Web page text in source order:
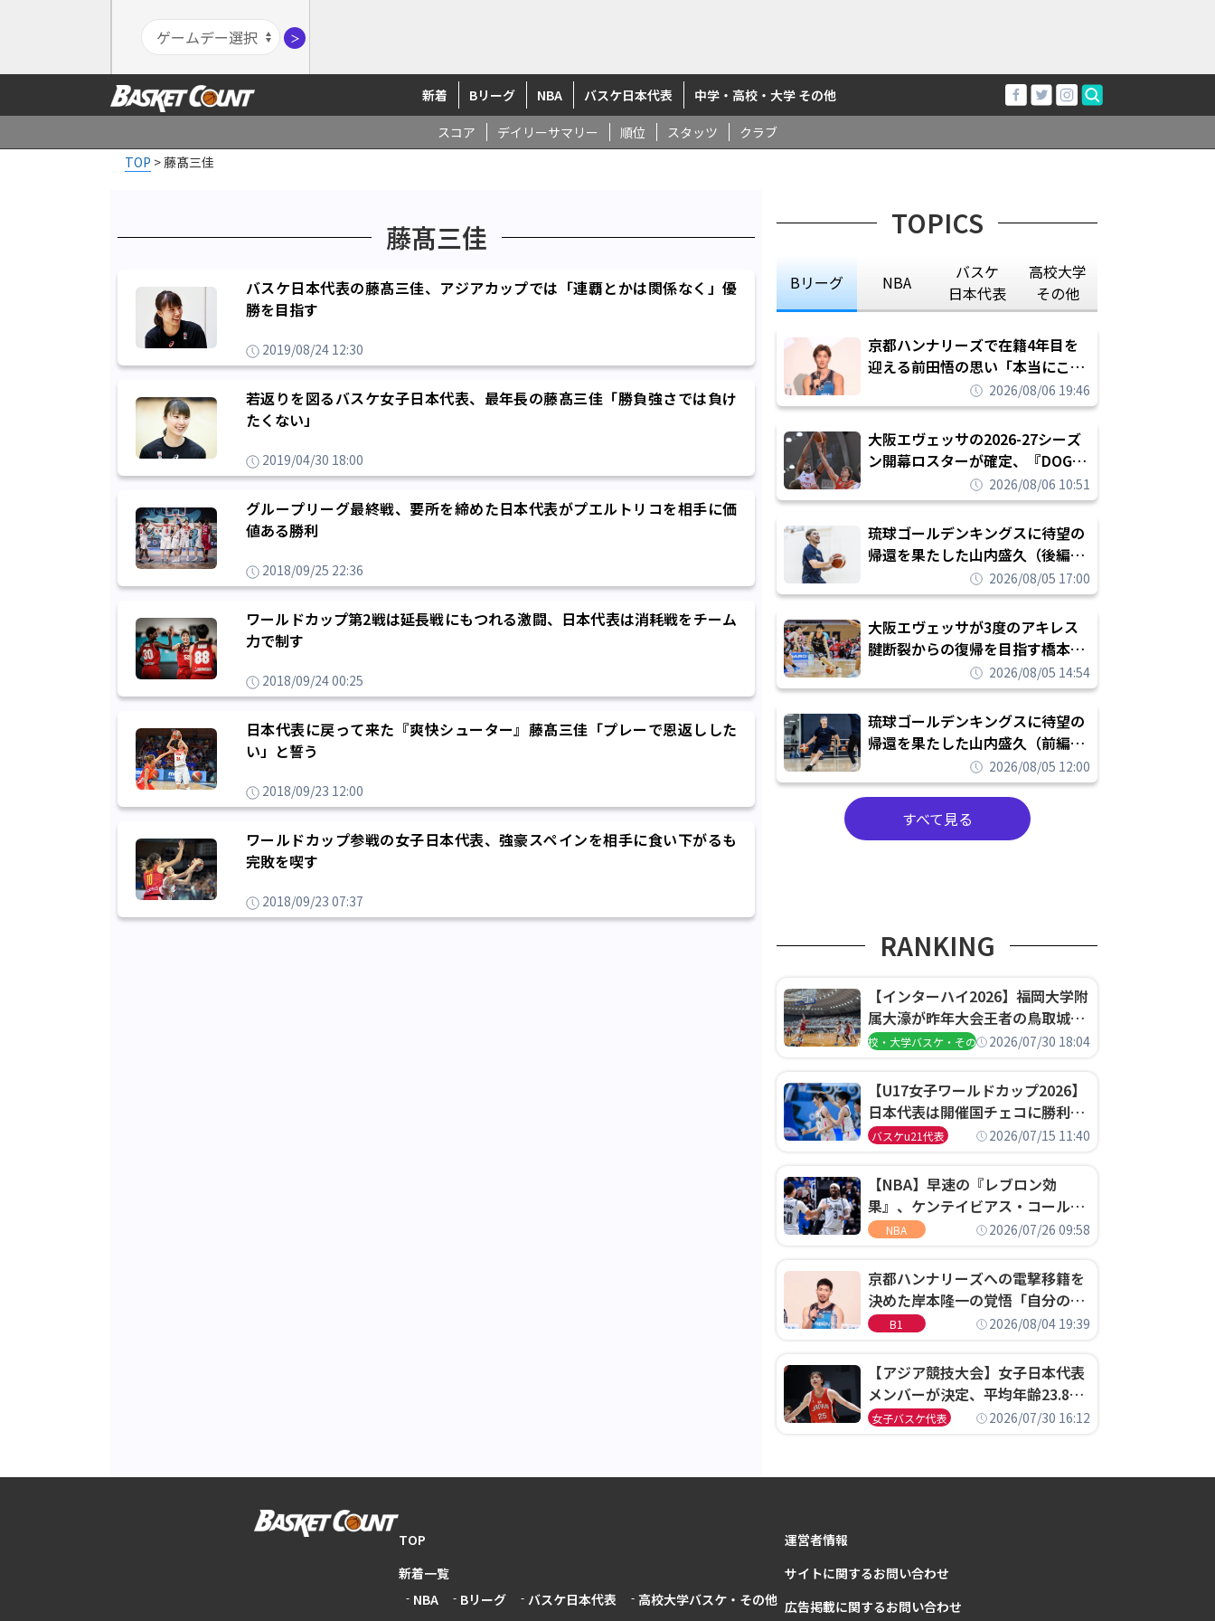
＞
新着 Bリーグ NBA バスケ日本代表 中学・高校・大学 その他
スコア デイリーサマリー 順位 スタッツ
クラブ
TOP >藤髙三佳
藤髙三佳
バスケ日本代表の藤髙三佳、アジアカップでは「連覇とかは関係なく」優
勝を目指す
2019/08/24 12:30
若返りを図るバスケ女子日本代表、最年長の藤髙三佳「勝負強さでは負け
たくない」
2019/04/30 18:00
グループリーグ最終戦、要所を締めた日本代表がプエルトリコを相手に価
値ある勝利
2018/09/25 22:36
ワールドカップ第2戦は延長戦にもつれる激闘、日本代表は消耗戦をチーム
力で制す
2018/09/24 00:25
日本代表に戻って来た『爽快シューター』藤髙三佳「プレーで恩返しした
い」と誓う
2018/09/23 12:00
ワールドカップ参戦の女子日本代表、強豪スペインを相手に食い下がるも
完敗を喫す
2018/09/23 07:37
TOPICS
Bリーグ NBA
バスケ
日本代表
高校大学
その他
京都ハンナリーズで在籍4年目を
迎える前田悟の思い「本当にこの
チームで勝ちたい、負けたまま舐
められたまま終わりたくない」
2026/08/06 19:46
大阪エヴェッサの2026-27シーズ
ン開幕ロスターが確定、『DOG
FIGHT』のチームカルチャーを推
し進めて結果を求めるシーズンへ
2026/08/06 10:51
琉球ゴールデンキングスに待望の
帰還を果たした山内盛久（後編）
「1人のウチナーンチュとしてみ
んなが誇りに思えるチームにして
いく」
2026/08/05 17:00
大阪エヴェッサが3度のアキレス
腱断裂からの復帰を目指す橋本拓
哉と契約を締結「もう一度コート
に立ちたい」
2026/08/05 14:54
琉球ゴールデンキングスに待望の
帰還を果たした山内盛久（前編）
「キングスが積み上げてきたもの
を次の世代に繋いでいくのがやり
甲斐」
2026/08/05 12:00
すべて見る
RANKING
【インターハイ2026】福岡大学附
属大濠が昨年大会王者の鳥取城北
を撃破、大阪薫英女学院は岐阜女
高校・大学バスケ・その他2026/07/30 18:04
【U17女子ワールドカップ2026】
日本代表は開催国チェコに勝利し
て予選グループ3連勝で首位通
決定
バスケu21代表 2026/07/15 11:40
【NBA】早速の『レブロン効
果』、ケンテイビアス・コールド
ウェル・ポープがセブンティシク
NBA 2026/07/26 09:58
京都ハンナリーズへの電撃移籍を
決めた岸本隆一の覚悟「自分のエ
ゴというちっぽけなことのため
B1 2026/08/04 19:39
【アジア競技大会】女子日本代表
メンバーが決定、平均年齢23.8歳
のフレッシュなメンバーが日本開
女子バスケ代表 2026/07/30 16:12
TOP
新着一覧
NBA
Bリーグ バスケ日本代表 高校大学バスケ・その他
運営者情報
サイトに関するお問い合わせ
広告掲載に関するお問い合わせ